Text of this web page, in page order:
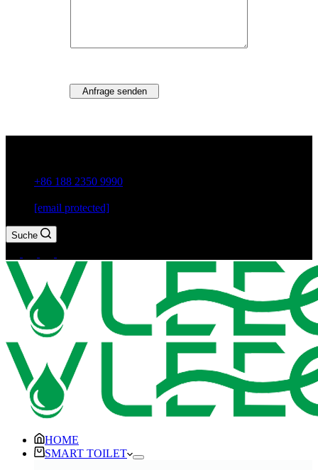
Anfrage senden
+86 188 2350 9990
[email protected]
Suche
HOME
SMART TOILET